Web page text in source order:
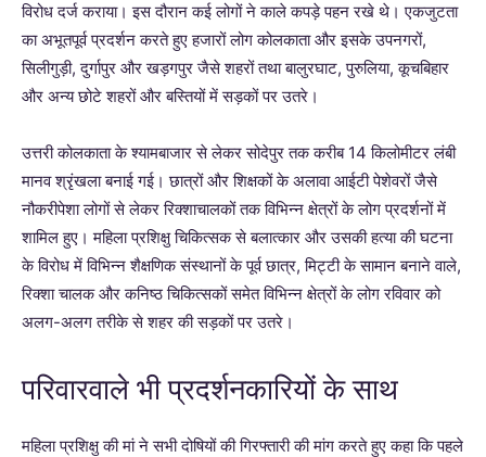
विरोध दर्ज कराया। इस दौरान कई लोगों ने काले कपड़े पहन रखे थे। एकजुटता
का अभूतपूर्व प्रदर्शन करते हुए हजारों लोग कोलकाता और इसके उपनगरों,
सिलीगुड़ी, दुर्गापुर और खड़गपुर जैसे शहरों तथा बालुरघाट, पुरुलिया, कूचबिहार
और अन्य छोटे शहरों और बस्तियों में सड़कों पर उतरे।
उत्तरी कोलकाता के श्यामबाजार से लेकर सोदेपुर तक करीब 14 किलोमीटर लंबी
मानव श्रृंखला बनाई गई। छात्रों और शिक्षकों के अलावा आईटी पेशेवरों जैसे
नौकरीपेशा लोगों से लेकर रिक्शाचालकों तक विभिन्न क्षेत्रों के लोग प्रदर्शनों में
शामिल हुए। महिला प्रशिक्षु चिकित्सक से बलात्कार और उसकी हत्या की घटना
के विरोध में विभिन्न शैक्षणिक संस्थानों के पूर्व छात्र, मिट्टी के सामान बनाने वाले,
रिक्शा चालक और कनिष्ठ चिकित्सकों समेत विभिन्न क्षेत्रों के लोग रविवार को
अलग-अलग तरीके से शहर की सड़कों पर उतरे।
परिवारवाले भी प्रदर्शनकारियों के साथ
महिला प्रशिक्षु की मां ने सभी दोषियों की गिरफ्तारी की मांग करते हुए कहा कि पहले